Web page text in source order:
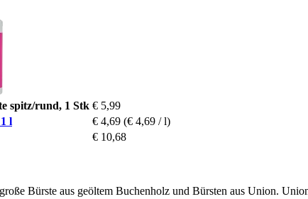
spitz/rund, 1 Stk € 5,99
l
€ 4,69 (€ 4,69 / l)
€ 10,68
Bürste aus geöltem Buchenholz und Bürsten aus Union.